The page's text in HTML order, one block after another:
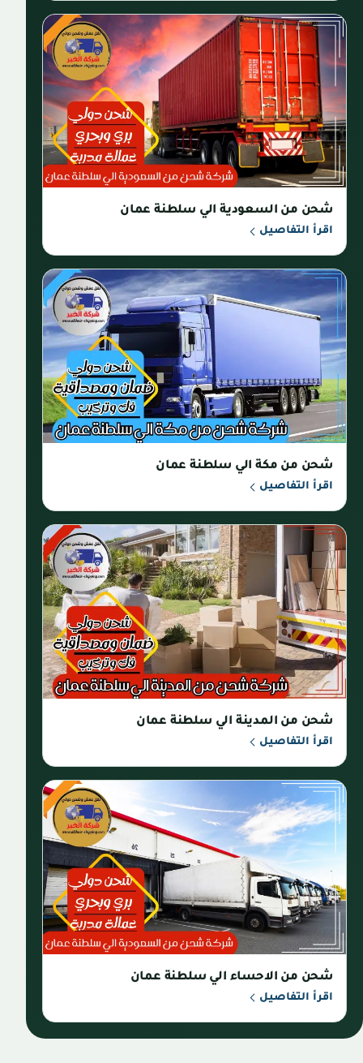
شحن من السعودية الي سلطنة عمان
اقرأ التفاصيل
شحن من مكة الي سلطنة عمان
اقرأ التفاصيل
شحن من المدينة الي سلطنة عمان
اقرأ التفاصيل
شحن من الاحساء الي سلطنة عمان
اقرأ التفاصيل